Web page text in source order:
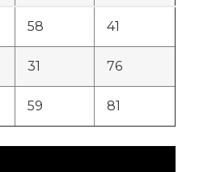
58 41
31 76
59 81